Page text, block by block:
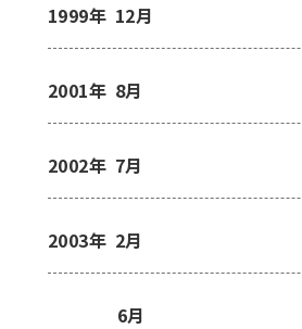
1999年 12月
2001年 8月
2002年 7月
2003年 2月
6月